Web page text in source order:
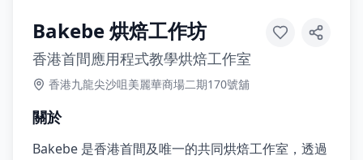
Bakebe 烘焙工作坊
香港首間應用程式教學烘焙工作室
香港九龍尖沙咀美麗華商場二期170號舖
關於
Bakebe 是香港首間及唯一的共同烘焙工作室，透過